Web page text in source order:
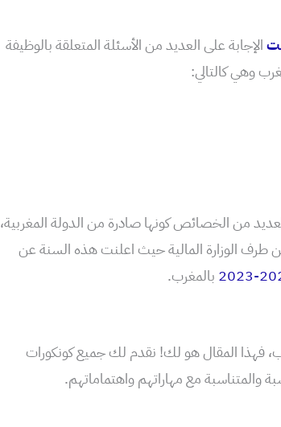
الإجابة على العديد من الأسئلة المتعلقة بالوظيفة
2023 بالمغرب على العديد من الخصائص كونها صادرة من الدولة المغربية،
طرف الوزارة المالية حيث اعلنت هذه السنة عن
بالمغرب.
فهذا المقال هو لك! نقدم لك جميع كونكورات
والمتناسبة مع مهاراتهم واهتماماتهم.